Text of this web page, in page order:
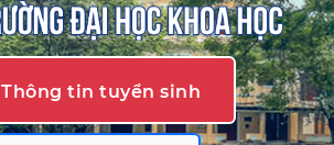
Thông tin tuyển sinh